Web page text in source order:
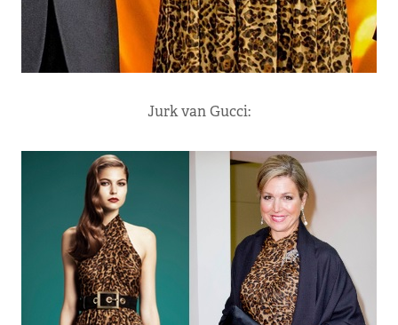
Jurk van Gucci: